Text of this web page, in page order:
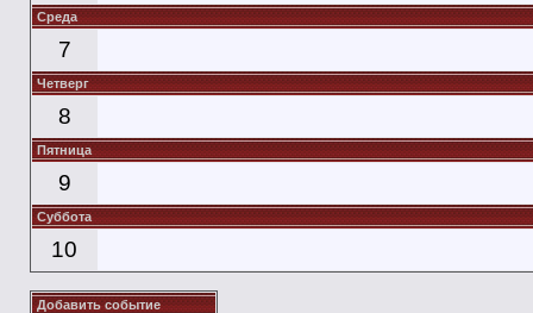
Среда
7
Четверг
8
Пятница
9
Суббота
10
Добавить событие